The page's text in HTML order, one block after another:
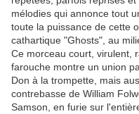
mélodies qui annonce tout
toute la puissance de cette
cathartique "Ghosts", au
Ce morceau court, virulent,
farouche montre un union
Don à la trompette, mais
contrebasse de William
Samson, en furie sur